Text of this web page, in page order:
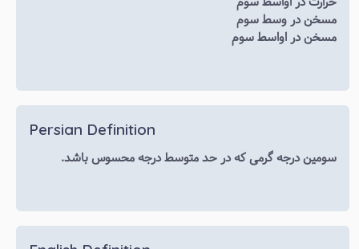
مسخن در وسط سوم
مسخن در اواسط سوم
Persian Definition
سومین درجه گرمی که در حد متوسط درجه محسوس باشد.